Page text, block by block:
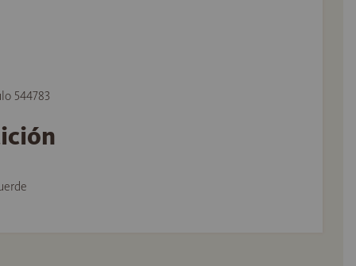
544783